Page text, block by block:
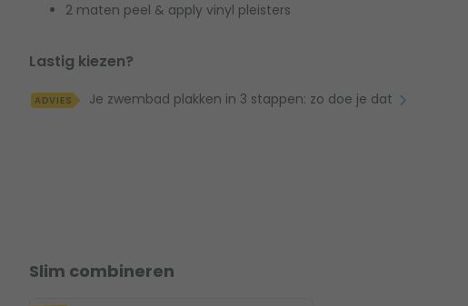
2 maten peel & apply vinyl pleisters
Lastig kiezen?
ADVIES Je zwembad plakken in 3 stappen: zo doe je dat
Slim combineren